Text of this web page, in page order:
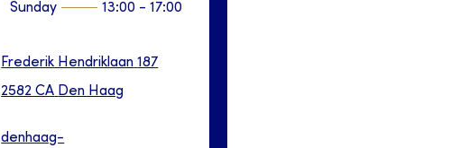
Sunday
13:00 - 17:00
Frederik Hendriklaan 187
2582 CA Den Haag
denhaag-